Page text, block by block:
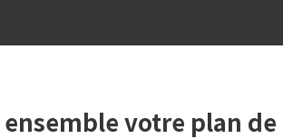
ensemble votre plan